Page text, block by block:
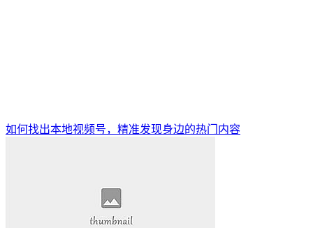
如何找出本地视频号，精准发现身边的热门内容